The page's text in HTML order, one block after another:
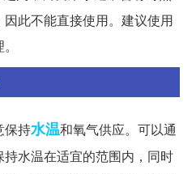
此不能直接使用。建议使用
保持水温和氧气供应。可以通
水温在适宜的范围内，同时